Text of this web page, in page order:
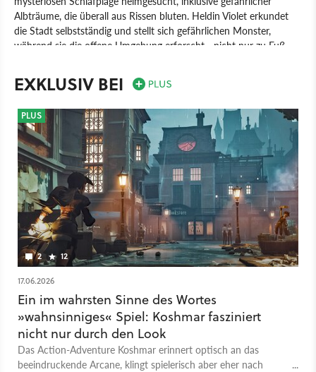
Albträume, die überall aus Rissen bluten. Heldin Violet erkundet
die Stadt selbstständig und stellt sich gefährlichen Monster,
während sie die offene Umgebung erforscht - nicht nur zu Fuß,
unterschiedliche Waffen und Talente, um der Bedrohung Herr zu
werden, während ihr bei der Geschichte euren Verstand investiert
Spiel PlayStation Xbox Action
Action-Adventure
PlayStation 5
Xbox Series X/S Koshmar: The Last Reverie
EXKLUSIV BEI
2 12
PLUS
17.06.2026
Ein im wahrsten Sinne des Wortes
»wahnsinniges« Spiel: Koshmar fasziniert
nicht nur durch den Look
Das Action-Adventure Koshmar erinnert optisch an das
beeindruckende Arcane, klingt spielerisch aber eher nach